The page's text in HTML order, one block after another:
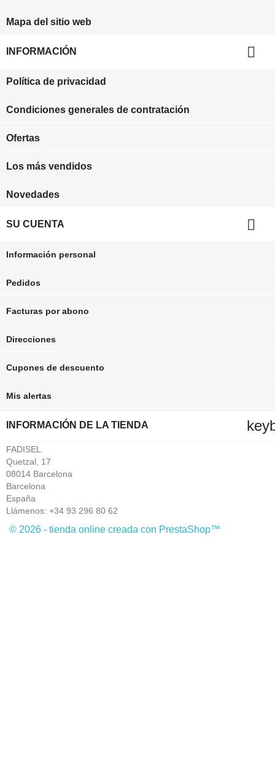
Mapa del sitio web
INFORMACIÓN 
Política de privacidad
Condiciones generales de contratación
Ofertas
Los más vendidos
Novedades
SU CUENTA 
Información personal
Pedidos
Facturas por abono
Direcciones
Cupones de descuento
Mis alertas
INFORMACIÓN DE LA TIENDA
FADISEL
Quetzal, 17
08014 Barcelona
Barcelona
España
Llámenos: +34 93 296 80 62
© 2026 - tienda online creada con PrestaShop™